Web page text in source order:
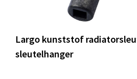
Largo kunststof
sleutelhanger